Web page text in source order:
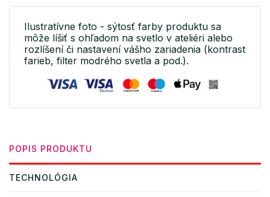
Ilustratívne foto - sýtosť farby produktu sa
môže líšiť s ohľadom na svetlo v ateliéri alebo
rozlíšení či nastavení vášho zariadenia (kontrast
farieb, filter modrého svetla a pod.).
POPIS PRODUKTU
TECHNOLÓGIA